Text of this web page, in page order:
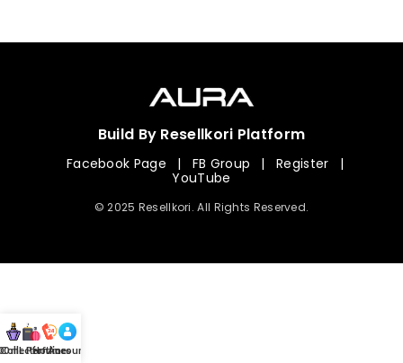
Build By Resellkori Platform
Facebook Page | FB Group | Register
|
YouTube
© 2025 Resellkori. All Rights Reserved.
mL Perfumes
Hotline
Account